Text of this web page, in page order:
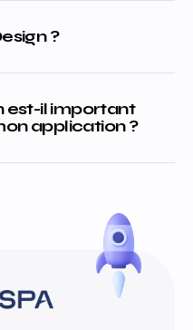
?
est-il important
application ?